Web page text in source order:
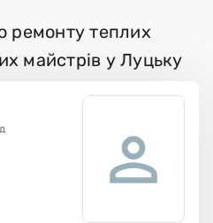
ремонту теплих
майстрів у Луцьку